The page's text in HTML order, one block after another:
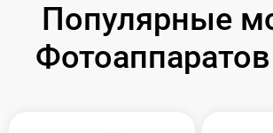
Популярные